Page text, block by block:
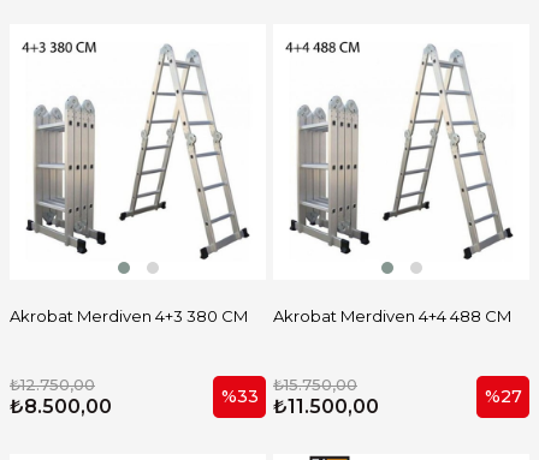
Akrobat Merdiven 4+3 380 CM
₺12.750,00
₺8.500,00 %33
Akrobat Merdiven 4+4 488 CM
₺15.750,00
₺11.500,00 %27